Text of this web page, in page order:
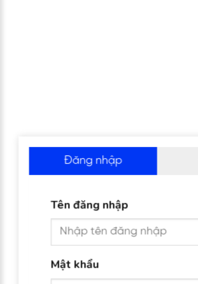
Đăng nhập
Tên đăng nhập
Mật khẩu